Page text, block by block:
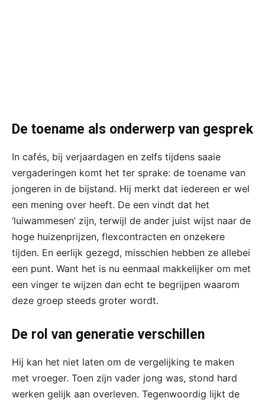
De toename als onderwerp van gesprek
In cafés, bij verjaardagen en zelfs tijdens saaie
vergaderingen komt het ter sprake: de toename van
jongeren in de bijstand. Hij merkt dat iedereen er wel
een mening over heeft. De een vindt dat het
‘luiwammesen’ zijn, terwijl de ander juist wijst naar de
hoge huizenprijzen, flexcontracten en onzekere
tijden. En eerlijk gezegd, misschien hebben ze allebei
een punt. Want het is nu eenmaal makkelijker om met
een vinger te wijzen dan echt te begrijpen waarom
deze groep steeds groter wordt.
De rol van generatie verschillen
Hij kan het niet laten om de vergelijking te maken
met vroeger. Toen zijn vader jong was, stond hard
werken gelijk aan overleven. Tegenwoordig lijkt de